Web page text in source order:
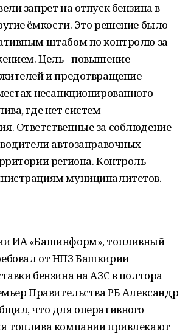
запрет на отпуск бензина в
ёмкости. Это решение было
штабом по контролю за
Цель - повышение
и предотвращение
несанкционированного
где нет систем
Ответственные за соблюдение
автозаправочных
региона. Контроль
муниципалитетов.
ИА «Башинформ», топливный
от НПЗ Башкирии
бензина на АЗС в полтора
Правительства РБ Александр
что для оперативного
топлива компании привлекают